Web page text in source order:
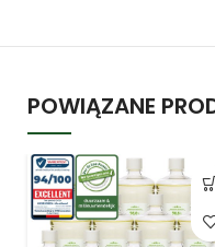
POWIĄZANE